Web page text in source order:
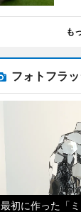
も
フォトフラ
最初に作った「